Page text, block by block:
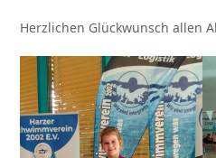
Herzlichen Glückwunsch allen